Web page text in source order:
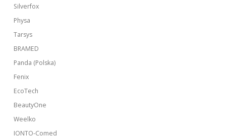
Silverfox
Physa
Tarsys
BRAMED
Panda (Polska)
Fenix
EcoTech
BeautyOne
Weelko
IONTO-Comed